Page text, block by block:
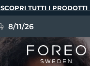
SCOPRI TUTTI I PRODOTTI
8/11/26